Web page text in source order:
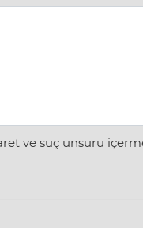
ve suç unsuru